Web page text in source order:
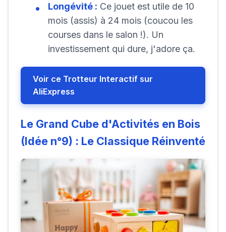
Longévité : Ce jouet est utile de 10
mois (assis) à 24 mois (coucou les
courses dans le salon !). Un
investissement qui dure, j'adore ça.
Voir ce Trotteur Interactif sur
AliExpress
Le Grand Cube d'Activités en Bois
(Idée n°9) : Le Classique Réinventé